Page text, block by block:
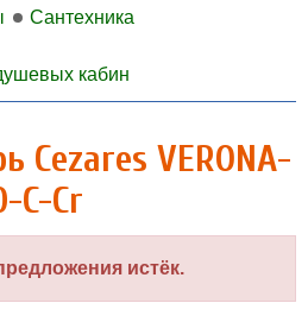
Сантехника
кабин
Cezares VERONA-
C-Cr
истёк.